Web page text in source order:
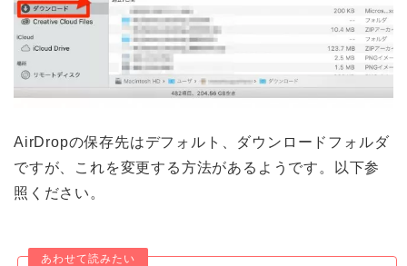
AirDropの保存先はデフォルト、ダウンロードフォルダ
ですが、これを変更する方法があるようです。以下参
照ください。